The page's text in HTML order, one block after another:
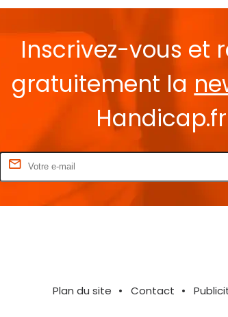
Inscrivez-vous et
gratuitement la
Handicap.fr
Plan du site Contact